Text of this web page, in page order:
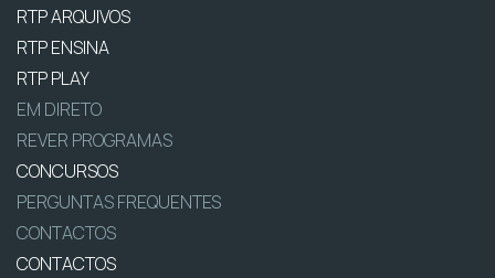
RTP ARQUIVOS
RTP ENSINA
RTP PLAY
EM DIRETO
REVER PROGRAMAS
CONCURSOS
PERGUNTAS FREQUENTES
CONTACTOS
CONTACTOS